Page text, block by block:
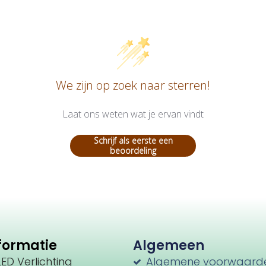
We zijn op zoek naar sterren!
Laat ons weten wat je ervan vindt
Schrijf als eerste een
beoordeling
Verlichting
Algemeen
Algemene